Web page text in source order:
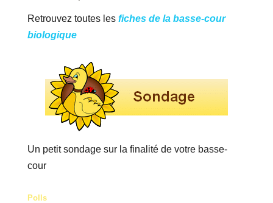
Retrouvez toutes les fiches de la basse-cour
biologique
Un petit sondage sur la finalité de votre basse-
cour
Polls